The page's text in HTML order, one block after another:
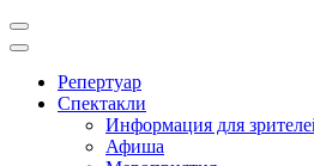
Репертуар
Спектакли
Информация для
Афиша